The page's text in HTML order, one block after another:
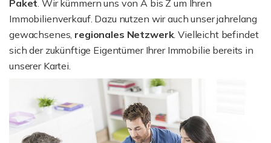
Paket. Wir kümmern uns von A bis Z um Ihren
Immobilienverkauf. Dazu nutzen wir auch unser jahrelang
gewachsenes, regionales Netzwerk. Vielleicht befindet
sich der zukünftige Eigentümer Ihrer Immobilie bereits in
unserer Kartei.